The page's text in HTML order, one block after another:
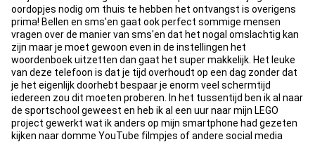
oordopjes nodig om thuis te hebben het ontvangst is overigens
prima! Bellen en sms'en gaat ook perfect sommige mensen
vragen over de manier van sms'en dat het nogal omslachtig kan
zijn maar je moet gewoon even in de instellingen het
woordenboek uitzetten dan gaat het super makkelijk. Het leuke
van deze telefoon is dat je tijd overhoudt op een dag zonder dat
je het eigenlijk doorhebt bespaar je enorm veel schermtijd
iedereen zou dit moeten proberen. In het tussentijd ben ik al naar
de sportschool geweest en heb ik al een uur naar mijn LEGO
project gewerkt wat ik anders op mijn smartphone had gezeten
kijken naar domme YouTube filmpjes of andere social media